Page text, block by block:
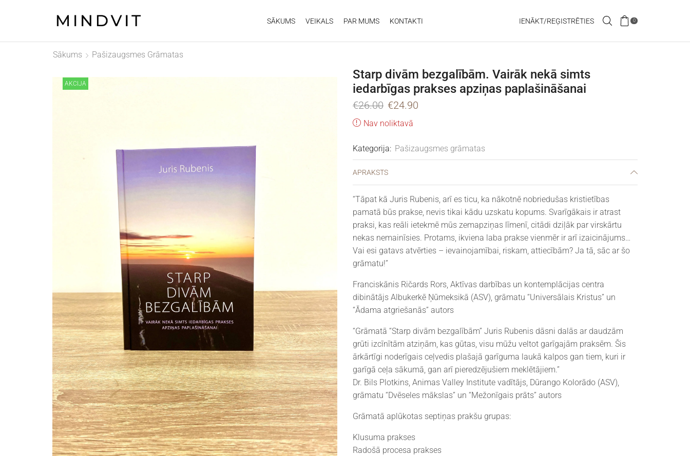
SĀKUMS VEIKALS PAR MUMS KONTAKTI IENĀKT/REĢISTRĒTIES 0
Sākums Pašizaugsmes Grāmatas
AKCIJA
Starp divām bezgalībām. Vairāk nekā simts
iedarbīgas prakses apziņas paplašināšanai
€26.00 €24.90
Nav noliktavā
Kategorija: Pašizaugsmes grāmatas
APRAKSTS
“Tāpat kā Juris Rubenis, arī es ticu, ka nākotnē nobriedušas kristietības
pamatā būs prakse, nevis tikai kādu uzskatu kopums. Svarīgākais ir atrast
praksi, kas reāli ietekmē mūs zemapziņas līmenī, citādi dziļāk par virskārtu
nekas nemainīsies. Protams, ikviena laba prakse vienmēr ir arī izaicinājums…
Vai esi gatavs atvērties – ievainojamībai, riskam, attiecībām? Ja tā, sāc ar šo
grāmatu!”
Franciskānis Ričards Rors, Aktīvas darbības un kontemplācijas centra
dibinātājs Albukerkē Ņūmeksikā (ASV), grāmatu “Universālais Kristus” un
“Ādama atgriešanās” autors
“Grāmatā “Starp divām bezgalībām” Juris Rubenis dāsni dalās ar daudzām
grūti izcīnītām atziņām, kas gūtas, visu mūžu veltot garīgajām praksēm. Šis
ārkārtīgi noderīgais ceļvedis plašajā garīguma laukā kalpos gan tiem, kuri ir
garīgā ceļa sākumā, gan arī pieredzējušiem meklētājiem.”
Dr. Bils Plotkins, Animas Valley Institute vadītājs, Dūrango Kolorādo (ASV),
grāmatu “Dvēseles mākslas” un “Mežonīgais prāts” autors
Grāmatā aplūkotas septiņas prakšu grupas:
Klusuma prakses
Radošā procesa prakses